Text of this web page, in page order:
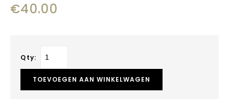
€40.00
Qty:
TOEVOEGEN AAN WINKELWAGEN